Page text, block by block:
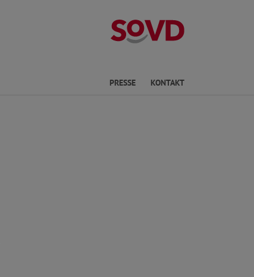
Kreisverband
PRESSE KONTAKT